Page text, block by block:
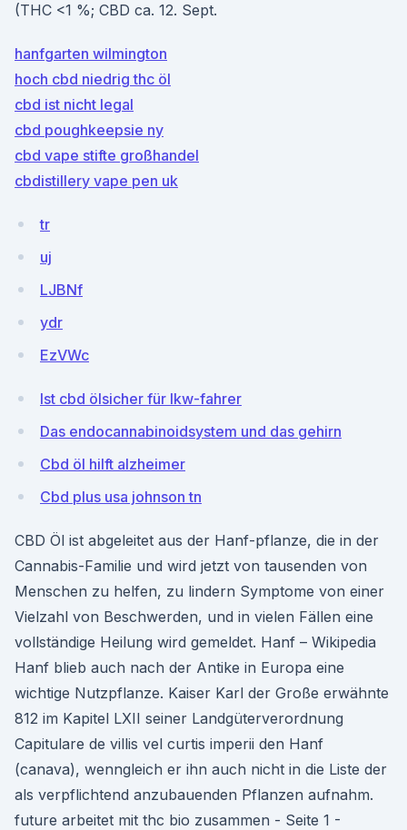
(THC <1 %; CBD ca. 12. Sept.
hanfgarten wilmington
hoch cbd niedrig thc öl
cbd ist nicht legal
cbd poughkeepsie ny
cbd vape stifte großhandel
cbdistillery vape pen uk
tr
uj
LJBNf
ydr
EzVWc
Ist cbd ölsicher für lkw-fahrer
Das endocannabinoidsystem und das gehirn
Cbd öl hilft alzheimer
Cbd plus usa johnson tn
CBD Öl ist abgeleitet aus der Hanf-pflanze, die in der
Cannabis-Familie und wird jetzt von tausenden von
Menschen zu helfen, zu lindern Symptome von einer
Vielzahl von Beschwerden, und in vielen Fällen eine
vollständige Heilung wird gemeldet. Hanf – Wikipedia
Hanf blieb auch nach der Antike in Europa eine
wichtige Nutzpflanze. Kaiser Karl der Große erwähnte
812 im Kapitel LXII seiner Landgüterverordnung
Capitulare de villis vel curtis imperii den Hanf
(canava), wenngleich er ihn auch nicht in die Liste der
als verpflichtend anzubauenden Pflanzen aufnahm.
future arbeitet mit thc bio zusammen - Seite 1 -